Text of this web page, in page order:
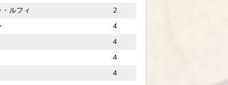
ルフィ
2
4
4
4
4